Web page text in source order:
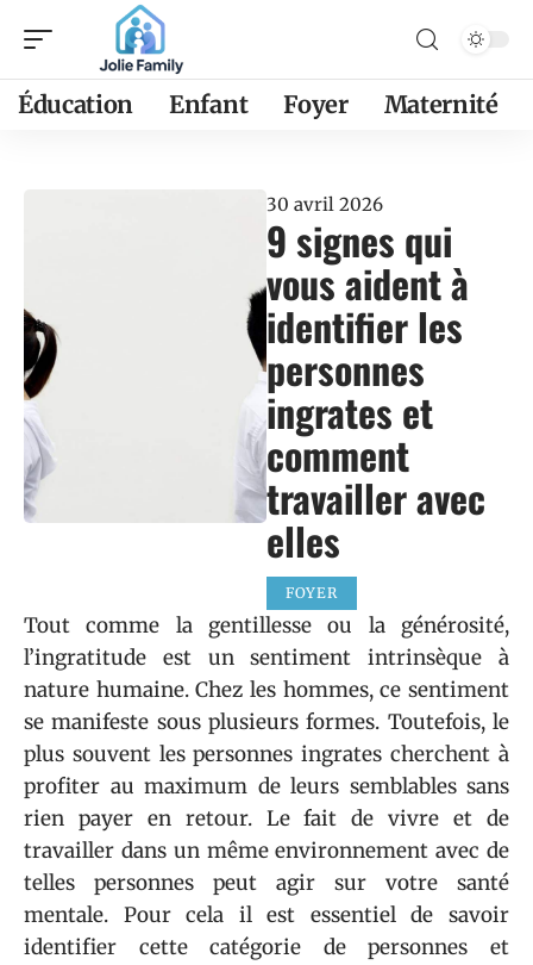
Éducation Enfant Foyer Maternité
30 avril 2026
9 signes qui
vous aident à
identifier les
personnes
ingrates et
comment
travailler avec
elles
FOYER
Tout comme la gentillesse ou la générosité,
l’ingratitude est un sentiment intrinsèque à
nature humaine. Chez les hommes, ce sentiment
se manifeste sous plusieurs formes. Toutefois, le
plus souvent les personnes ingrates cherchent à
profiter au maximum de leurs semblables sans
rien payer en retour. Le fait de vivre et de
travailler dans un même environnement avec de
telles personnes peut agir sur votre santé
mentale. Pour cela il est essentiel de savoir
identifier cette catégorie de personnes et